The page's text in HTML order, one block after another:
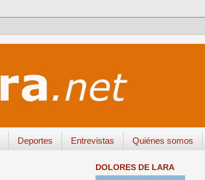
Deportes Entrevistas Quiénes somos
DOLORES DE LARA